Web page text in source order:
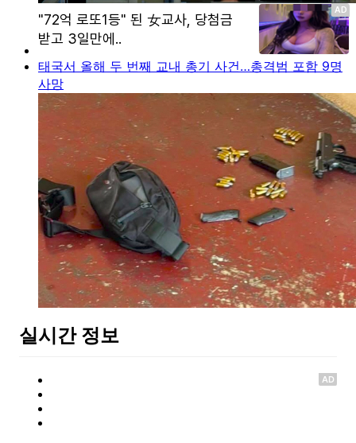
태국서 올해 두 번째 교내 총기 사건…총격범 포함 9명
사망
실시간 정보
AD